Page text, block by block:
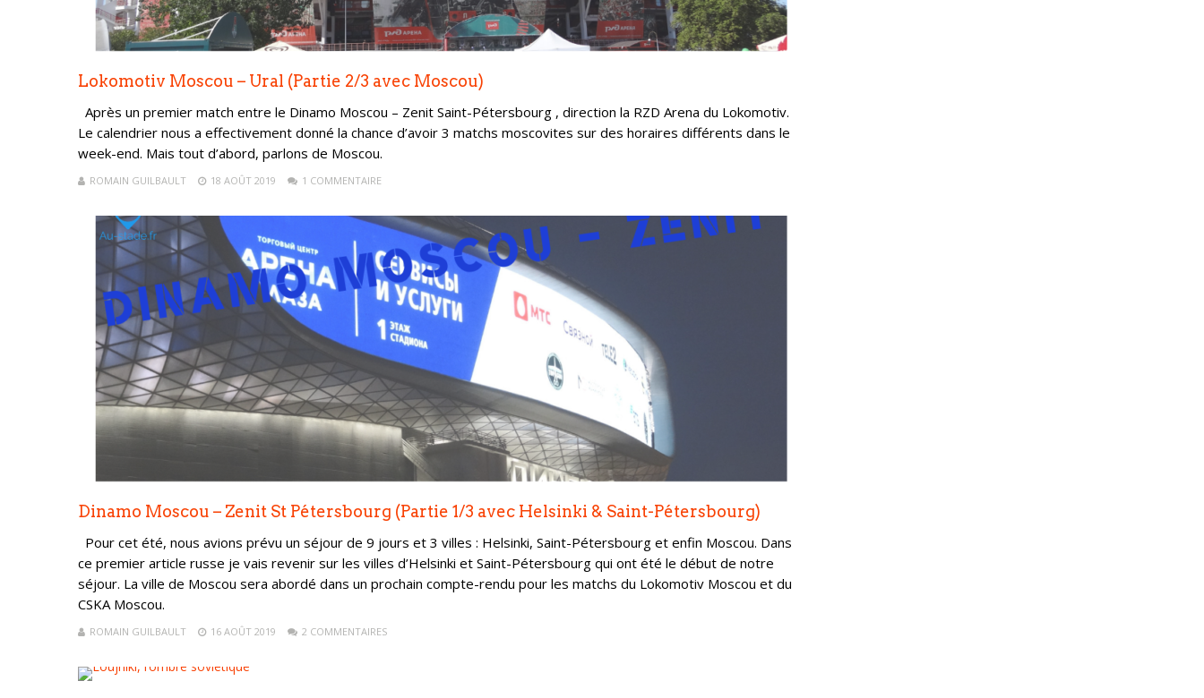
Lokomotiv Moscou – Ural (Partie 2/3 avec Moscou)
Après un premier match entre le Dinamo Moscou – Zenit Saint-Pétersbourg , direction la RZD Arena du Lokomotiv.
Le calendrier nous a effectivement donné la chance d’avoir 3 matchs moscovites sur des horaires différents dans le
week-end. Mais tout d’abord, parlons de Moscou.
ROMAIN GUILBAULT 18 AOÛT 2019 1 COMMENTAIRE
Dinamo Moscou – Zenit St Pétersbourg (Partie 1/3 avec Helsinki & Saint-Pétersbourg)
Pour cet été, nous avions prévu un séjour de 9 jours et 3 villes : Helsinki, Saint-Pétersbourg et enfin Moscou. Dans
ce premier article russe je vais revenir sur les villes d’Helsinki et Saint-Pétersbourg qui ont été le début de notre
séjour. La ville de Moscou sera abordé dans un prochain compte-rendu pour les matchs du Lokomotiv Moscou et du
CSKA Moscou.
ROMAIN GUILBAULT 16 AOÛT 2019 2 COMMENTAIRES